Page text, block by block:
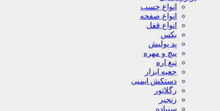
انواع چسب
انواع صفحه
انواع قفل
بکس
پد پولیش
پیچ و مهره
تیغ اره
جعبه ابزار
دستکش ایمنی
رگلاتور
زنجیر
سنباده